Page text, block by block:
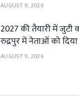
AUGUST 9, 2026
2027 की तैयारी में जुटी
रुद्रपुर में नेताओं को
AUGUST 9, 2026